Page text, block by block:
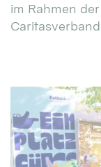
im Rahmen